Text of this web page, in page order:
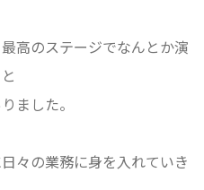
高のステージでなんとか演
ました。
々の業務に身を入れていき